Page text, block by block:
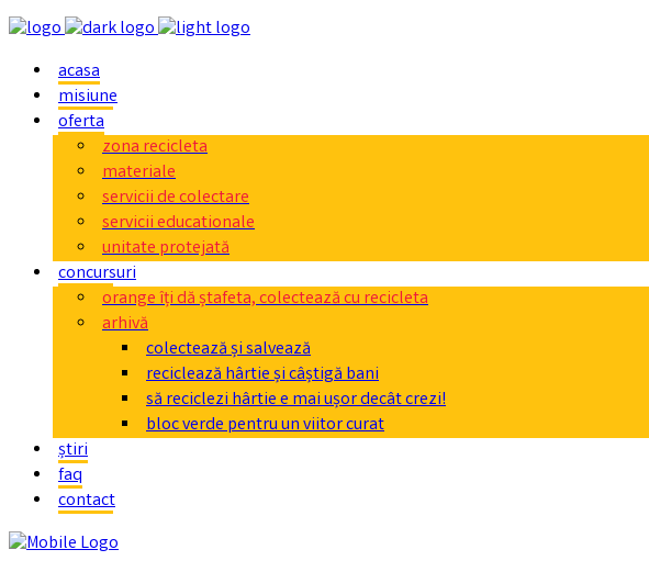
acasa
misiune
oferta
zona recicleta
materiale
servicii de colectare
servicii educationale
unitate protejată
concursuri
orange îți dă ștafeta, colectează cu recicleta
arhivă
colectează și salvează
reciclează hârtie și câștigă bani
să reciclezi hârtie e mai ușor decât crezi!
bloc verde pentru un viitor curat
știri
faq
contact